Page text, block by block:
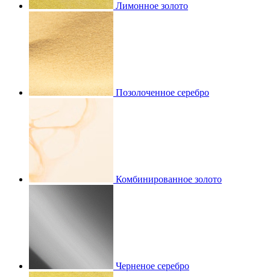
Лимонное золото
Позолоченное серебро
Комбинированное золото
Черненое серебро